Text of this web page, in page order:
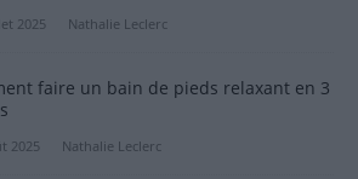
2025 Nathalie Leclerc
faire un bain de pieds relaxant en 3
2025 Nathalie Leclerc